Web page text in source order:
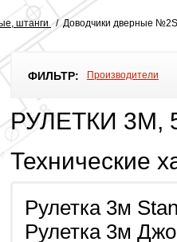
штанги / Доводчики дверные
ФИЛЬТР: Производители
РУЛЕТКИ
Технические
Рулетка 3м
Рулетка 3м